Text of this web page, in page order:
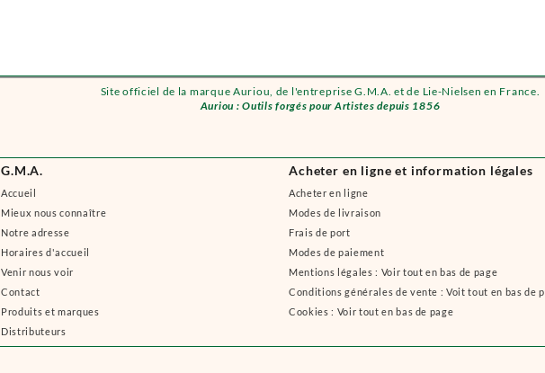
Site officiel de la marque Auriou, de l'entreprise G.M.A. et de Lie-Nielsen en France.
Auriou : Outils forgés pour Artistes depuis 1856
G.M.A.
Accueil
Mieux nous connaître
Notre adresse
Horaires d'accueil
Venir nous voir
Contact
Produits et marques
Distributeurs
Acheter en ligne et information légales
Acheter en ligne
Modes de livraison
Frais de port
Modes de paiement
Mentions légales : Voir tout en bas de page
Conditions générales de vente : Voit tout en bas de
Cookies : Voir tout en bas de page